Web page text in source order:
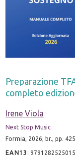
Preparazione
completo
Irene Viola
Next Stop Music
Formia, 2026; br., pp.
EAN13 :9791282525015